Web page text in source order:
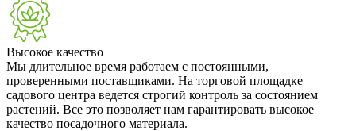
Высокое качество
Мы длительное время работаем с постоянными,
проверенными поставщиками. На торговой площадке
садового центра ведется строгий контроль за состоянием
растений. Все это позволяет нам гарантировать высокое
качество посадочного материала.